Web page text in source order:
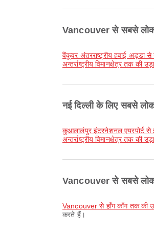
Vancouver से सबसे
वैंकूवर अंतरराष्ट्रीय हवाई अड्डा
अन्तर्राष्ट्रीय विमानक्षेत्र तक की
नई दिल्ली के लिए सबसे
कुआलालंपुर इंटरनेशनल एयरपोर्ट से
अन्तर्राष्ट्रीय विमानक्षेत्र तक की
Vancouver से सबसे
Vancouver से हाँग काँग तक की
करते हैं।